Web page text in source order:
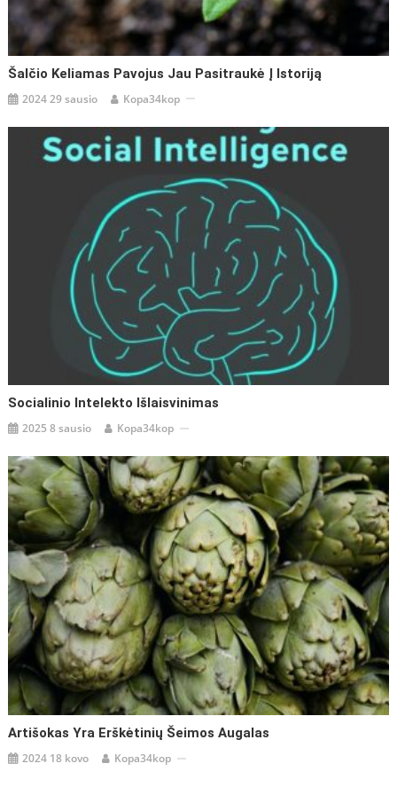
Šalčio Keliamas Pavojus Jau Pasitraukė Į Istoriją
2024 29 sausio Kopa34kop
Socialinio Intelekto Išlaisvinimas
2025 8 sausio Kopa34kop
Artišokas Yra Erškėtinių Šeimos Augalas
2024 18 kovo Kopa34kop